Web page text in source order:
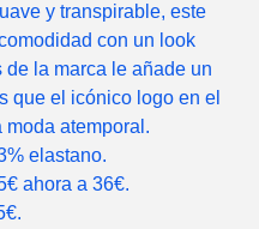
y transpirable, este
con un look
la marca le añade un
que el icónico logo en el
moda atemporal.
elastano.
ahora a 36€.